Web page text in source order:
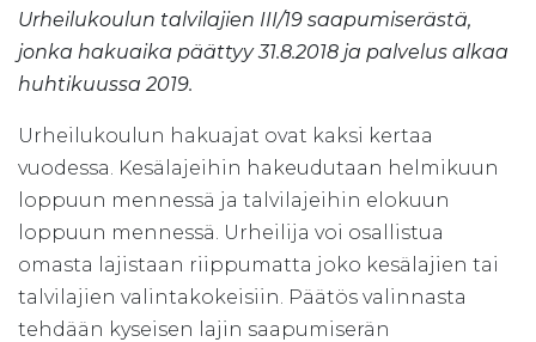
Urheilukoulun talvilajien III/19 saapumiserästä,
jonka hakuaika päättyy 31.8.2018 ja palvelus alkaa
huhtikuussa 2019.
Urheilukoulun hakuajat ovat kaksi kertaa
vuodessa. Kesälajeihin hakeudutaan helmikuun
loppuun mennessä ja talvilajeihin elokuun
loppuun mennessä. Urheilija voi osallistua
omasta lajistaan riippumatta joko kesälajien tai
talvilajien valintakokeisiin. Päätös valinnasta
tehdään kyseisen lajin saapumiserän